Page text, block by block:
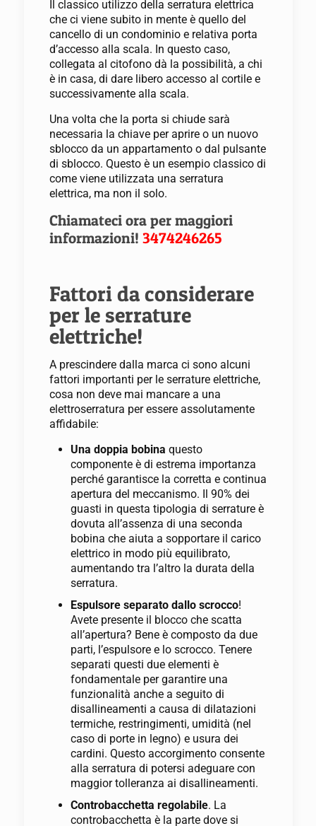
Il classico utilizzo della serratura elettrica
che ci viene subito in mente è quello del
cancello di un condominio e relativa porta
d’accesso alla scala. In questo caso,
collegata al citofono dà la possibilità, a chi
è in casa, di dare libero accesso al cortile e
successivamente alla scala.
Una volta che la porta si chiude sarà
necessaria la chiave per aprire o un nuovo
sblocco da un appartamento o dal pulsante
di sblocco. Questo è un esempio classico di
come viene utilizzata una serratura
elettrica, ma non il solo.
Chiamateci ora per maggiori
informazioni! 3474246265
Fattori da considerare
per le serrature
elettriche!
A prescindere dalla marca ci sono alcuni
fattori importanti per le serrature elettriche,
cosa non deve mai mancare a una
elettroserratura per essere assolutamente
affidabile:
Una doppia bobina questo
componente è di estrema importanza
perché garantisce la corretta e continua
apertura del meccanismo. Il 90% dei
guasti in questa tipologia di serrature è
dovuta all’assenza di una seconda
bobina che aiuta a sopportare il carico
elettrico in modo più equilibrato,
aumentando tra l’altro la durata della
serratura.
Espulsore separato dallo scrocco!
Avete presente il blocco che scatta
all’apertura? Bene è composto da due
parti, l’espulsore e lo scrocco. Tenere
separati questi due elementi è
fondamentale per garantire una
funzionalità anche a seguito di
disallineamenti a causa di dilatazioni
termiche, restringimenti, umidità (nel
caso di porte in legno) e usura dei
cardini. Questo accorgimento consente
alla serratura di potersi adeguare con
maggior tolleranza ai disallineamenti.
Controbacchetta regolabile. La
controbacchetta è la parte dove si